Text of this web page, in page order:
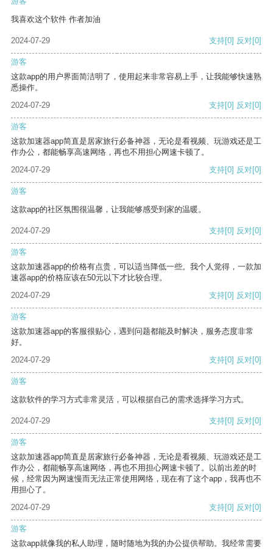
我喜欢这个软件 作者加油
2024-07-29 支持[0] 反对[0]
游客
这款app的用户界面简洁明了，使用起来非常容易上手，让我能够快速熟
悉操作。
2024-07-29
支持[0] 反对[0]
游客
这款加速器app简直是居家旅行必备神器，无论是看视频、玩游戏还是工
作办公，都能畅享高速网络，再也不用担心网速卡顿了。
2024-07-29
支持[0] 反对[0]
游客
这款app的社区氛围很温馨，让我能够感受到家的温暖。
2024-07-29 支持[0] 反对[0]
游客
这款加速器app的价格有点贵，可以适当降低一些。我个人觉得，一款加
速器app的价格应该在50元以下才比较合理。
2024-07-29
支持[0] 反对[0]
游客
这款加速器app的客服很贴心，遇到问题都能及时解决，服务态度非常
好。
2024-07-29
支持[0] 反对[0]
游客
这款软件的学习方式非常灵活，可以根据自己的需求选择学习方式。
2024-07-29 支持[0] 反对[0]
游客
这款加速器app简直是居家旅行必备神器，无论是看视频、玩游戏还是工
作办公，都能畅享高速网络，再也不用担心网速卡顿了。以前出差的时
候，经常因为网速慢而无法正常使用网络，现在有了这个app，我再也不
用担心了。
2024-07-29
支持[0] 反对[0]
游客
这款app就像我的私人助理，随时随地为我的办公提供帮助。我经常需要